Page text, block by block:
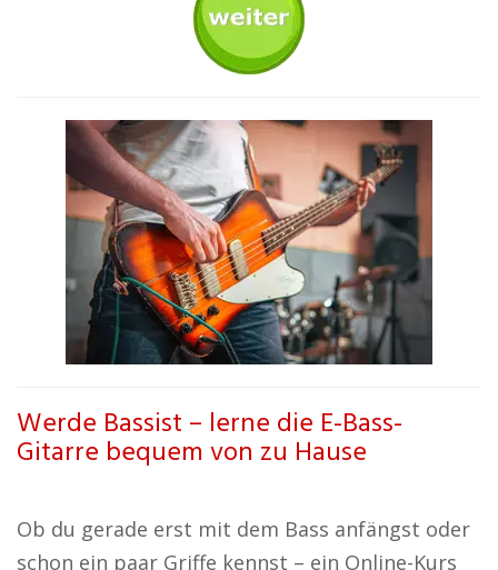
Werde Bassist – lerne die E-Bass-
Gitarre bequem von zu Hause
Ob du gerade erst mit dem Bass anfängst oder
schon ein paar Griffe kennst – ein Online-Kurs